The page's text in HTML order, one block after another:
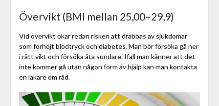
Övervikt (BMI mellan 25,00–29,9)
Vid övervikt ökar redan risken att drabbas av sjukdomar
som förhöjt blodtryck och diabetes. Man bör försöka gå ner
i rätt vikt och försöka äta sundare. Ifall man känner att det
inte kommer gå utan någon form av hjälp kan man kontakta
en läkare om råd.